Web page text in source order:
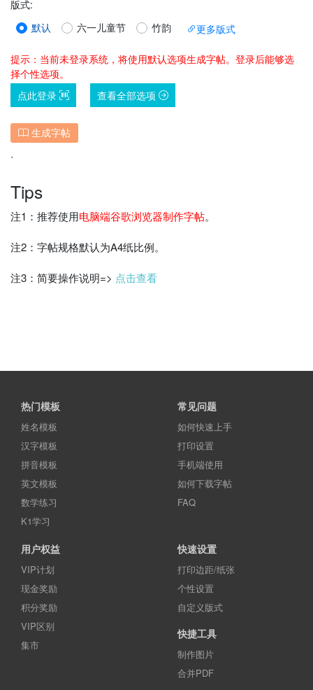
版式:
默认
六一儿童节 竹韵 更多版式
提示：当前未登录系统，将使用默认选项生成字帖。登录后能够选
择个性选项。
点此登录
查看全部选项
生成字帖
˙
Tips
注1：推荐使用电脑端谷歌浏览器制作字帖。
注2：字帖规格默认为A4纸比例。
注3：简要操作说明=> 点击查看
热门模板
姓名模板
汉字模板
拼音模板
英文模板
数学练习
K1学习
常见问题
如何快速上手
打印设置
手机端使用
如何下载字帖
FAQ
用户权益
VIP计划
现金奖励
积分奖励
VIP区别
集市
快速设置
打印边距/纸张
个性设置
自定义版式
快捷工具
制作图片
合并PDF